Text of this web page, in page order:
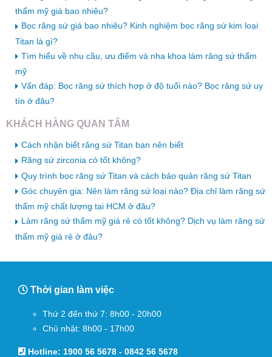
thẩm mỹ giá bao nhiêu?
Bọc răng sứ giá bao nhiêu? Kinh nghiệm bọc răng sứ kim loại
Titan là gì?
Tìm hiểu về nhu cầu, ưu điểm và nha khoa làm răng sứ thẩm
mỹ
Vấn đáp: Bọc răng sứ thích hợp ở độ tuổi nào? Bọc răng sứ uy
tín ở đâu?
KHÁCH HÀNG QUAN TÂM
Cách nhận biết răng sứ Titan bạn nên biết
Răng sứ zirconia có tốt không?
Quy trình bọc răng sứ Titan và cách bảo quản răng sứ Titan
Góc chuyên gia: Nên làm răng sứ loại nào? Địa chỉ làm răng sứ
thẩm mỹ chất lượng tại HCM ở đâu?
Làm răng sứ thẩm mỹ giá rẻ có tốt không? Dịch vụ làm răng sứ
thẩm mỹ giá rẻ ở đâu?
Thời gian làm việc
Thứ 2 đến thứ 7: 8h00 - 20h00
Chủ nhật: 8h00 - 17h00
Hotline: 1900 56 5678 - 0842 56 5678